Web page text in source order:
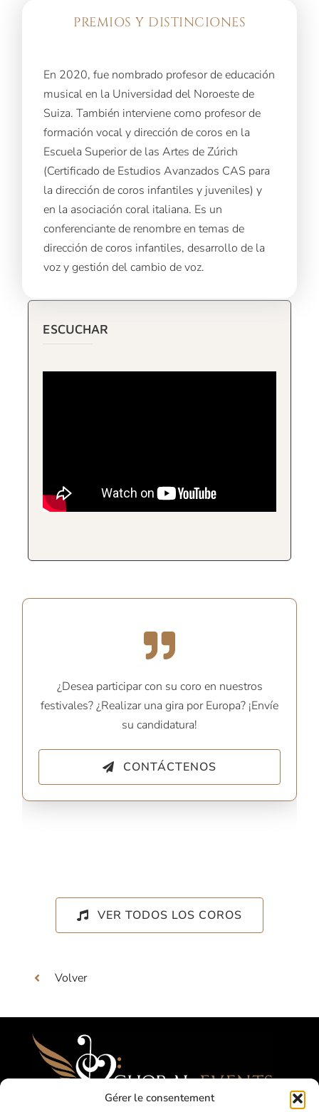
Gérer le consentement
PREMIOS Y DISTINCIONES
En 2020, fue nombrado profesor de educación
musical en la Universidad del Noroeste de
Suiza. También interviene como profesor de
formación vocal y dirección de coros en la
Escuela Superior de las Artes de Zúrich
(Certificado de Estudios Avanzados CAS para
la dirección de coros infantiles y juveniles) y
en la asociación coral italiana. Es un
conferenciante de renombre en temas de
dirección de coros infantiles, desarrollo de la
voz y gestión del cambio de voz.
ESCUCHAR
¿Desea participar con su coro en nuestros
festivales? ¿Realizar una gira por Europa? ¡Envíe
su candidatura!
CONTÁCTENOS
VER TODOS LOS COROS
Volver